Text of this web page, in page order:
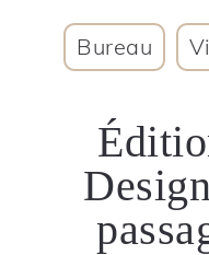
Bureau